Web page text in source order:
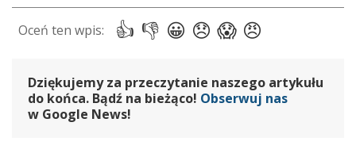
Dziękujemy za przeczytanie naszego artykułu
do końca. Bądź na bieżąco! Obserwuj nas
w Google News!